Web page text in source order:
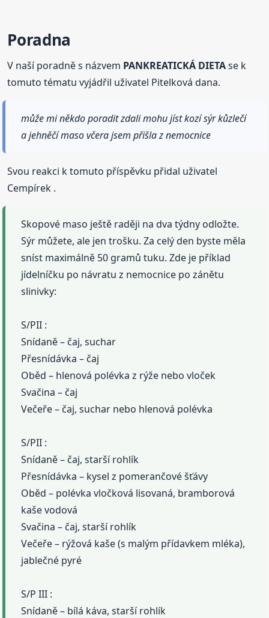
Poradna
V naší poradně s názvem PANKREATICKÁ DIETAse k
tomuto tématu vyjádřil uživatel Pitelková dana.
může mi někdo poradit zdali mohu jíst kozí sýr kůzlečí
a jehněčí maso včera jsem přišla z nemocnice
Svou reakci k tomuto příspěvku přidal uživatel
Cempírek .
Skopové maso ještě raději na dva týdny odložte.
Sýr můžete, ale jen trošku. Za celý den byste měla
sníst maximálně 50 gramů tuku. Zde je příklad
jídelníčku po návratu z nemocnice po zánětu
slinivky:
S/PII :
Snídaně – čaj, suchar
Přesnídávka – čaj
Oběd – hlenová polévka z rýže nebo vloček
Svačina – čaj
Večeře – čaj, suchar nebo hlenová polévka
S/PII :
Snídaně – čaj, starší rohlík
Přesnídávka – kysel z pomerančové šťávy
Oběd – polévka vločková lisovaná, bramborová
kaše vodová
Svačina – čaj, starší rohlík
Večeře – rýžová kaše (s malým přídavkem mléka),
jablečné pyré
S/P III :
Snídaně – bílá káva, starší rohlík